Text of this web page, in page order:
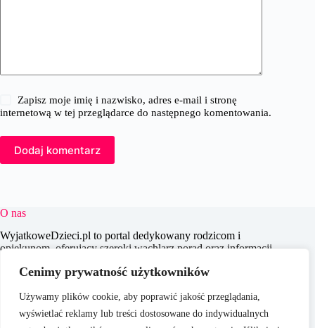
Cenimy prywatność użytkowników
Używamy plików cookie, aby poprawić jakość przeglądania,
wyświetlać reklamy lub treści dostosowane do indywidualnych
Zapisz moje imię i nazwisko, adres e-mail i stronę
internetową w tej przeglądarce do następnego komentowania.
Dodaj komentarz
O nas
WyjatkoweDzieci.pl to portal dedykowany rodzicom i
opiekunom, oferujący szeroki wachlarz porad oraz informacji
celem jest wspieranie dorosłych w codziennych wyzwaniach
praktycznych treści, które pomagają w świadomym i
efektywnym wychowywaniu młodego pokolenia.